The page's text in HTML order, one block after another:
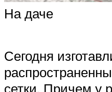
На даче
Сегодня
сетки. Причем у